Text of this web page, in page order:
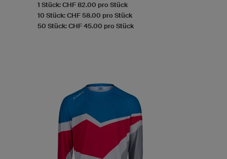
1 Stück: CHF 82.00 pro Stück
10 Stück: CHF 58.00 pro Stück
50 Stück: CHF 45.00 pro Stück